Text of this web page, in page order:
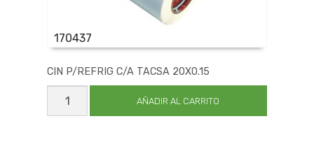
170437
CIN P/REFRIG C/A TACSA 20X0.15
CIN
P/REFRIG
C/A
AÑADIR AL CARRITO